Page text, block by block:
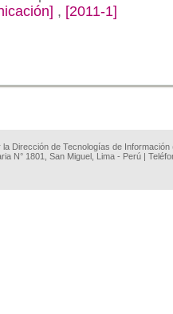
, [2011-1]
la Dirección de Tecnologías de
N° 1801, San Miguel, Lima - Perú |